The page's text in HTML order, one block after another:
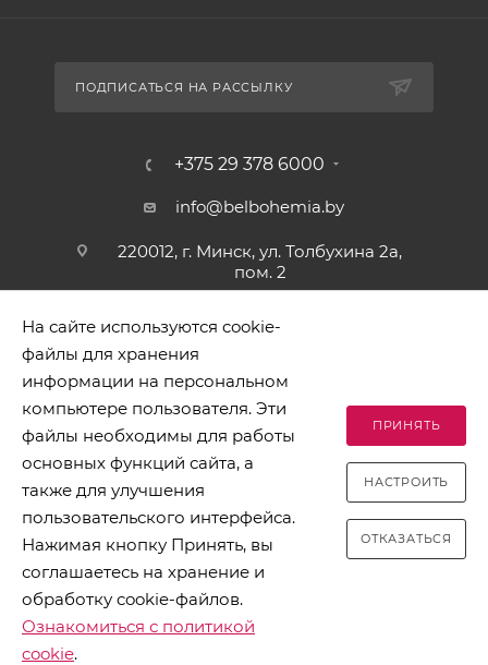
ПОДПИСАТЬСЯ НА РАССЫЛКУ
+375 29 378 6000
info@belbohemia.by
220012, г. Минск, ул. Толбухина 2а,
пом. 2
2026 © БЕЛБОГЕМИЯ (c). Оптовая торговля посудой и
хозяйственными товарами. Адрес: 220012, г. Минск, ул.
Толбухина 2а, пом. 2, телефон 8-017-378-60-00
Разработано в Clickmedia
На сайте используются cookie-
файлы для хранения
информации на персональном
компьютере пользователя. Эти
файлы необходимы для работы
основных функций сайта, а
также для улучшения
пользовательского интерфейса.
Нажимая кнопку Принять, вы
соглашаетесь на хранение и
обработку cookie-файлов.
Ознакомиться с политикой
cookie.
ПРИНЯТЬ
НАСТРОИТЬ
ОТКАЗАТЬСЯ